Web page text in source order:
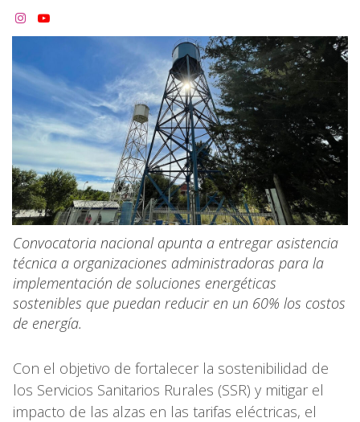
 
Convocatoria nacional apunta a entregar asistencia
técnica a organizaciones administradoras para la
implementación de soluciones energéticas
sostenibles que puedan reducir en un 60% los costos
de energía.
Con el objetivo de fortalecer la sostenibilidad de
los Servicios Sanitarios Rurales (SSR) y mitigar el
impacto de las alzas en las tarifas eléctricas, el